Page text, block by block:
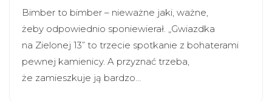
Bimber to bimber – nieważne jaki, ważne,
żeby odpowiednio sponiewierał. „Gwiazdka
na Zielonej 13” to trzecie spotkanie z bohaterami
pewnej kamienicy. A przyznać trzeba,
że zamieszkuje ją bardzo…